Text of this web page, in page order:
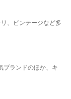
、ビンテージなど多
ブランドのほか、キ